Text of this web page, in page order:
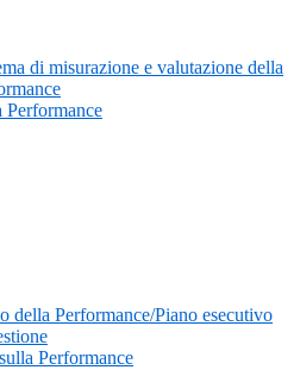
di misurazione e valutazione della
Performance
della Performance/Piano esecutivo
Performance